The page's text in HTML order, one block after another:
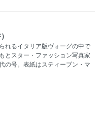
れるイタリア版ヴォーグの中で
とスター・ファッション写真家
の号。表紙はスティーブン・マ